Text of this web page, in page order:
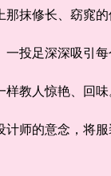
抹修长、窈窕的
投足深深吸引每
教人惊艳、回味
师的意念，将服